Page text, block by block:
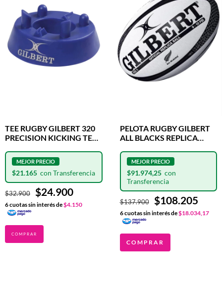
TEE RUGBY GILBERT 320
PRECISION KICKING TEE
$32.900 $24.900
$21.165
6cuotas sin interés de$4.150
PELOTA RUGBY GILBERT
ALL BLACKS REPLICA
$137.900 $108.205
$91.974,25
6cuotas sin interés de$18.034,17
COMPRAR